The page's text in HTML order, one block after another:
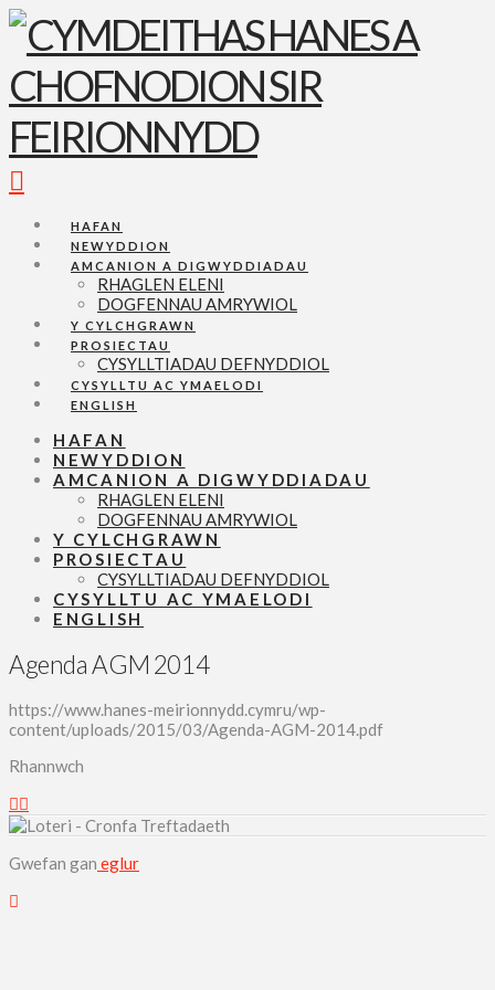
HAFAN
NEWYDDION
AMCANION A DIGWYDDIADAU
RHAGLEN ELENI
DOGFENNAU AMRYWIOL
Y CYLCHGRAWN
PROSIECTAU
CYSYLLTIADAU DEFNYDDIOL
CYSYLLTU AC YMAELODI
ENGLISH
HAFAN
NEWYDDION
AMCANION A DIGWYDDIADAU
RHAGLEN ELENI
DOGFENNAU AMRYWIOL
Y CYLCHGRAWN
PROSIECTAU
CYSYLLTIADAU DEFNYDDIOL
CYSYLLTU AC YMAELODI
ENGLISH
Agenda AGM 2014
https://www.hanes-meirionnydd.cymru/wp-
content/uploads/2015/03/Agenda-AGM-2014.pdf
Rhannwch
Gwefan gan eglur